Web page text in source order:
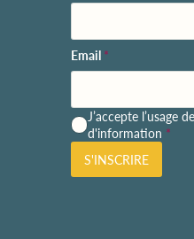
Email *
P
o
l
t
J’accepte l’usage
d'information *
S'INSCRIRE